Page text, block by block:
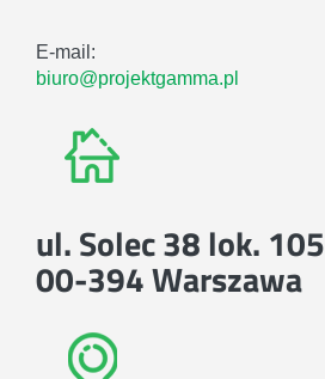
E-mail:
biuro@projektgamma.pl
ul. Solec 38 lok. 105
00-394 Warszawa